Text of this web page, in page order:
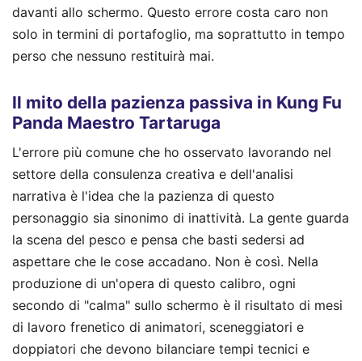
davanti allo schermo. Questo errore costa caro non
solo in termini di portafoglio, ma soprattutto in tempo
perso che nessuno restituirà mai.
Il mito della pazienza passiva in Kung Fu
Panda Maestro Tartaruga
L'errore più comune che ho osservato lavorando nel
settore della consulenza creativa e dell'analisi
narrativa è l'idea che la pazienza di questo
personaggio sia sinonimo di inattività. La gente guarda
la scena del pesco e pensa che basti sedersi ad
aspettare che le cose accadano. Non è così. Nella
produzione di un'opera di questo calibro, ogni
secondo di "calma" sullo schermo è il risultato di mesi
di lavoro frenetico di animatori, sceneggiatori e
doppiatori che devono bilanciare tempi tecnici e